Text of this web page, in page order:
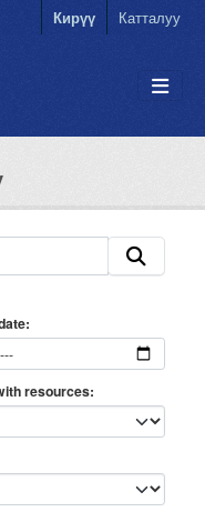
Кирүү Катталуу
resources